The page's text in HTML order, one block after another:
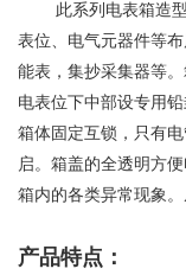
此系列电表箱造型
表位、电气元器件等
能表，集抄采集器等
电表位下中部设专用
箱体固定互锁，只有
启。箱盖的全透明方
箱内的各类异常现象。
产品特点：